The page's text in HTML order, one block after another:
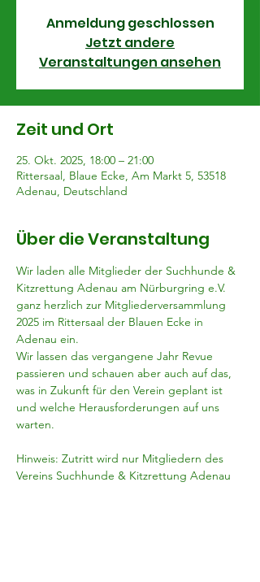
Anmeldung geschlossen
Jetzt andere
Veranstaltungen ansehen
Zeit und Ort
25. Okt. 2025, 18:00 – 21:00
Rittersaal, Blaue Ecke, Am Markt 5, 53518
Adenau, Deutschland
Über die Veranstaltung
Wir laden alle Mitglieder der Suchhunde &
Kitzrettung Adenau am Nürburgring e.V.
ganz herzlich zur Mitgliederversammlung
2025 im Rittersaal der Blauen Ecke in
Adenau ein.
Wir lassen das vergangene Jahr Revue
passieren und schauen aber auch auf das,
was in Zukunft für den Verein geplant ist
und welche Herausforderungen auf uns
warten.
Hinweis: Zutritt wird nur Mitgliedern des
Vereins Suchhunde & Kitzrettung Adenau